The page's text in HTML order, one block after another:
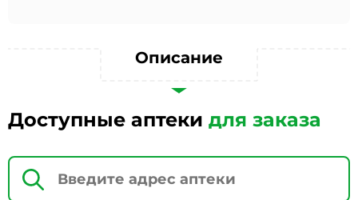
Описание
Доступные аптеки для заказа